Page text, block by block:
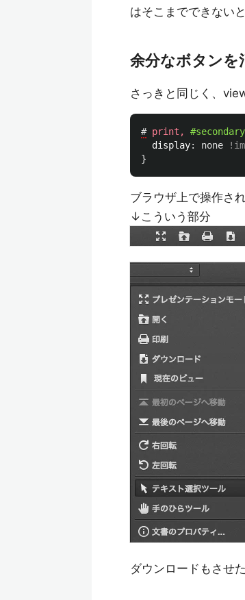
はそこまでできない
余分なボタンを
さっきと同じく、
# print ,
display: none
}
ブラウザ上で操作さ
↓こういう部分
ダウンロードもさせ